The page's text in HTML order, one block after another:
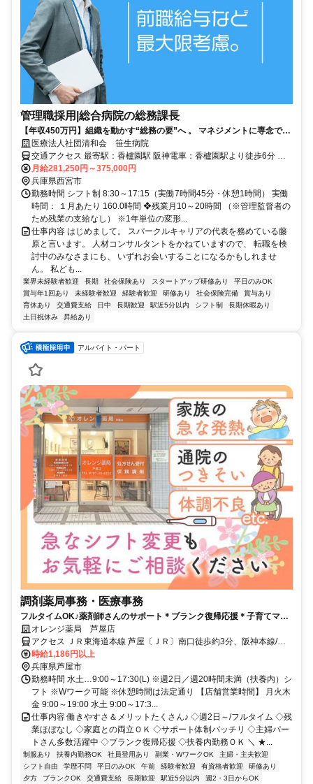
管理職採用|総合病院の総務課長
【年収450万円】組織を動かす“総務の要”へ 。 マネジメントに専念でき
る◎医療法人ならではの厚待遇であなたのキャリアを正当に評価しま
す！
医療法人社団清和会 笹生病院
交通アクセス 最寄駅：香櫨園駅 阪神電車：香櫨園駅より徒歩6分 阪
急電車：夙川駅より徒歩15分 JR：さくら夙川駅より徒歩10分 阪神バ
月給281,250円～375,000円
兵庫県西宮市
勤務時間 シフト制 8:30～17:15（実働7時間45分・休憩1時間） 実働
時間： １月あたり 160.0時間 ❖残業月10～20時間 （※管理監督者の
ため残業の支給なし） ※1年単位の変形...
仕事内容 はじめまして。 スパークルキャリアの代表を務めている藤
原と言います。 人材コンサルタントをかねていますので、 転職を検
討中のみなさまにも、 いずれお会いすることになるかもしれませ
ん。 私ども...
業界未経験者歓迎 長期 社会保険あり スタートアップ研修あり
平日のみOK
賞与年1回あり
未経験者歓迎 経験者歓迎 研修あり 社会保険完備
賞与あり
育休あり
交通費支給 日中 長期歓迎 駅近5分以内 シフト制
長期休暇あり
土日祝休み
昇給あり
アルバイト・パート
調剤薬局事務・医療事務
フルタイムOK♪薬剤師さんのサポート＊ブランク復帰応援＊子育てママ
活躍中
オレンジ薬局 芦屋店
アクセス ＪＲ東海道本線 芦屋〔ＪＲ〕南口徒歩約3分、阪神本線/阪
神なんば線 打出徒歩約12分、阪急神戸本線 芦屋川南出口徒歩約14分
JR神戸線「芦屋駅」から徒歩3分
時給1,186円以上
兵庫県芦屋市
勤務時間 水土…9:00～17:30(L) ※週2日／週20時間未満（扶養内）シ
フト ※Wワーク可能 ※休憩時間は法定通り 【店舗営業時間】 月火木
金 9:00～19:00 水土 9:00～17:3...
仕事内容 働きやすさ＆メリットたくさん♪ ◇週2日～/フルタイム ◇残
業ほぼなし ◇家庭との両立ＯＫ ◇サポート体制バッチリ ◇主婦パー
トさん多数活躍中 ◇ブランク復帰応援 ◇扶養内勤務ＯＫ ＼ ★...
制服あり 扶養内勤務OK 社員登用あり 副業・WワークOK
主婦・主夫歓迎
シフト自由
学歴不問 平日のみOK 午前 経験者歓迎 有資格者歓迎
研修あり
夕方
ブランクOK 交通費支給 長期歓迎 駅近5分以内
週2・3日からOK